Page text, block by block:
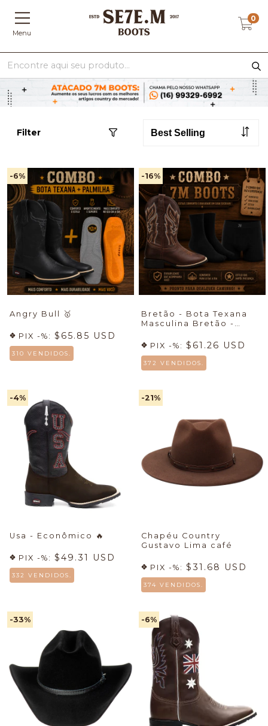
Menu
0
Filter
-6%
Angry Bull 🥇
PIX -%: $65.85 USD
310 VENDIDOS.
-16%
Bretão - Bota Texana
Masculina Bretão -
Cueca🔥
PIX -%: $61.26 USD
372 VENDIDOS.
-4%
Usa - Econômico 🔥
PIX -%: $49.31 USD
332 VENDIDOS.
-21%
Chapéu Country
Gustavo Lima café
PIX -%: $31.68 USD
374 VENDIDOS.
-33% -6%